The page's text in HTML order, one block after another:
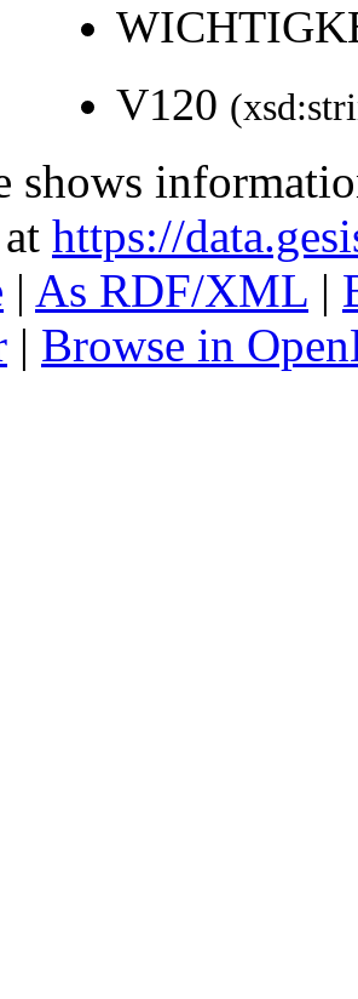
V120
shows
https://
| As RDF/XML |
| Browse in